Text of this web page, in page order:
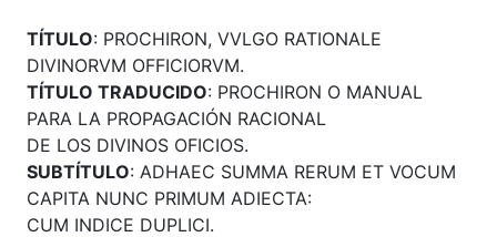
TÍTULO: PROCHIRON, VVLGO RATIONALE
DIVINORVM OFFICIORVM.
TÍTULO TRADUCIDO: PROCHIRON O MANUAL
PARA LA PROPAGACIÓN RACIONAL
DE LOS DIVINOS OFICIOS.
SUBTÍTULO: ADHAEC SUMMA RERUM ET VOCUM
CAPITA NUNC PRIMUM ADIECTA:
CUM INDICE DUPLICI.